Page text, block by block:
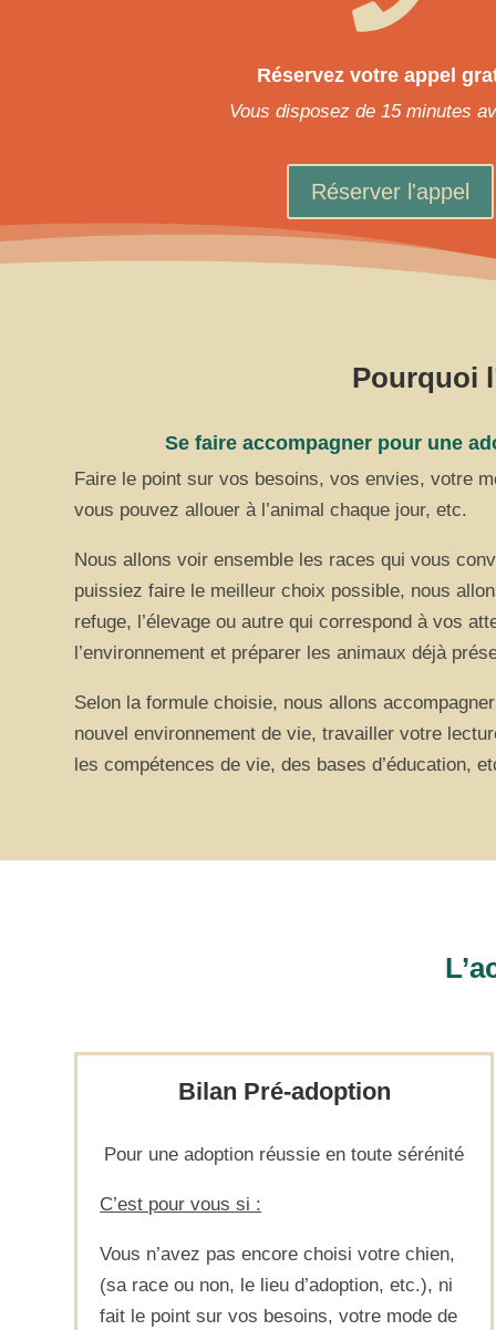
Réservez votre appel
Vous disposez de 15 minutes
Réserver l'appel
Pourquoi
Se faire accompagner pour une
Faire le point sur vos besoins, vos envies, votre
vous pouvez allouer à l’animal chaque jour, etc.
Nous allons voir ensemble les races qui vous
puissiez faire le meilleur choix possible, nous
refuge, l’élevage ou autre qui correspond à vos
l’environnement et préparer les animaux déjà
Selon la formule choisie, nous allons
nouvel environnement de vie, travailler votre
les compétences de vie, des bases d’éducation,
Bilan Pré-adoption
Pour une adoption réussieen toute sérénité
C’est pour vous si :
Vous n’avez pas encore choisi votre chien,
(sa race ou non, le lieu d’adoption, etc.), ni
fait le point sur vos besoins, votre mode de